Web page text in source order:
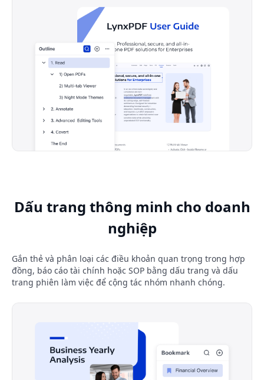
Dấu trang thông minh cho doanh
nghiệp
Gắn thẻ và phân loại các điều khoản quan trọng trong hợp
đồng, báo cáo tài chính hoặc SOP bằng dấu trang và dấu
trang phiên làm việc để cộng tác nhóm nhanh chóng.